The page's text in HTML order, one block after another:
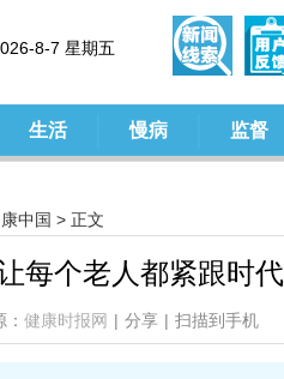
8-7 星期五
生活 慢病 监督
中国 > 正文
每个老人都紧跟时代
健康时报网 | 分享 | 扫描到手机